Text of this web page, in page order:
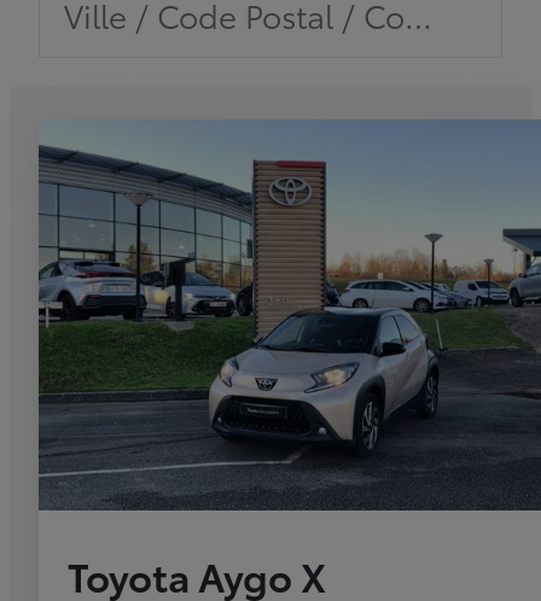
Ville / Code Postal / Concession
Toyota Aygo X